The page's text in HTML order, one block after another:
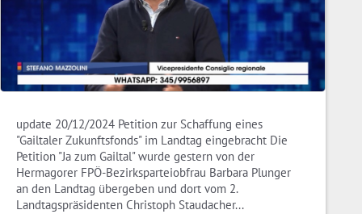
update 20/12/2024 Petition zur Schaffung eines
"Gailtaler Zukunftsfonds" im Landtag eingebracht Die
Petition "Ja zum Gailtal" wurde gestern von der
Hermagorer FPÖ-Bezirksparteiobfrau Barbara Plunger
an den Landtag übergeben und dort vom 2.
Landtagspräsidenten Christoph Staudacher...